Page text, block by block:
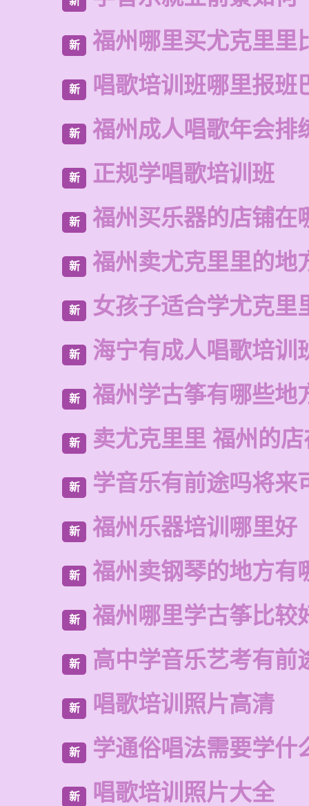
新 福州哪里买尤克里里
新 唱歌培训班哪里报班
新 福州成人唱歌年会排
新 正规学唱歌培训班
新 福州买乐器的店铺在
新 福州卖尤克里里的地
新 女孩子适合学尤克里
新 海宁有成人唱歌培训
新 福州学古筝有哪些地
新 卖尤克里里 福州的
新 学音乐有前途吗将来
新 福州乐器培训哪里好
新 福州卖钢琴的地方有
新 福州哪里学古筝比较
新 高中学音乐艺考有前
新 唱歌培训照片高清
新 学通俗唱法需要学什
新 唱歌培训照片大全